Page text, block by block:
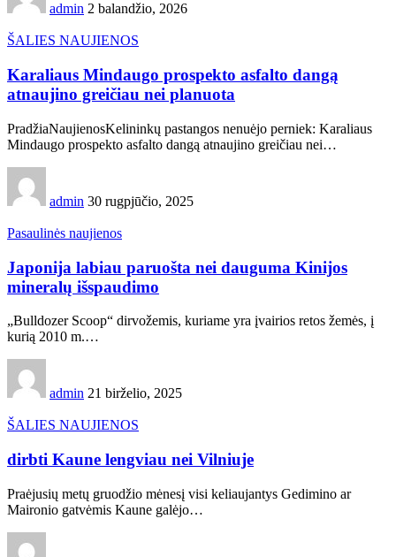
admin 2 balandžio, 2026
ŠALIES NAUJIENOS
Karaliaus Mindaugo prospekto asfalto dangą
atnaujino greičiau nei planuota
PradžiaNaujienosKelininkų pastangos nenuėjo perniek: Karaliaus
Mindaugo prospekto asfalto dangą atnaujino greičiau nei…
admin 30 rugpjūčio, 2025
Pasaulinės naujienos
Japonija labiau paruošta nei dauguma Kinijos
mineralų išspaudimo
„Bulldozer Scoop“ dirvožemis, kuriame yra įvairios retos žemės, į
kurią 2010 m.…
admin 21 birželio, 2025
ŠALIES NAUJIENOS
dirbti Kaune lengviau nei Vilniuje
Praėjusių metų gruodžio mėnesį visi keliaujantys Gedimino ar
Maironio gatvėmis Kaune galėjo…